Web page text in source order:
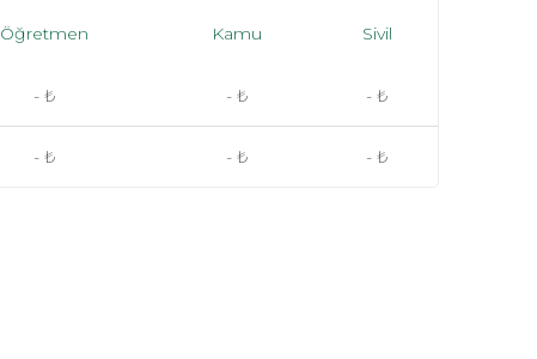
Öğretmen Kamu Sivil
- ₺ - ₺ - ₺
- ₺ - ₺ - ₺